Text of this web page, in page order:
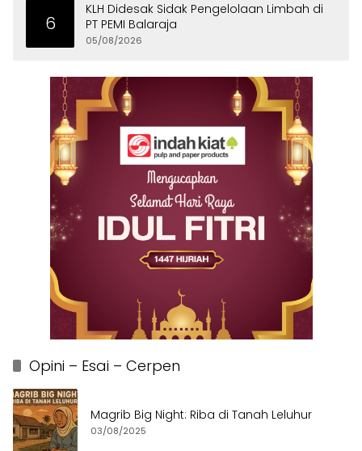
6
KLH Didesak Sidak Pengelolaan Limbah di
PT PEMI Balaraja
05/08/2026
Opini – Esai – Cerpen
Magrib Big Night: Riba di Tanah Leluhur
03/08/2025